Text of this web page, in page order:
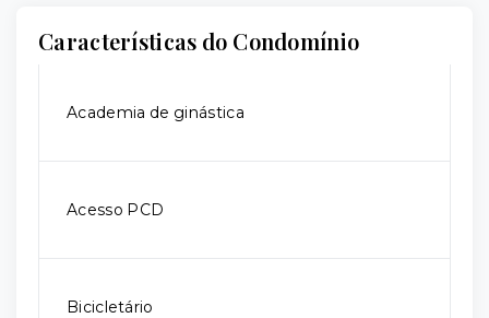
Características do Condomínio
Academia de ginástica
Acesso PCD
Bicicletário